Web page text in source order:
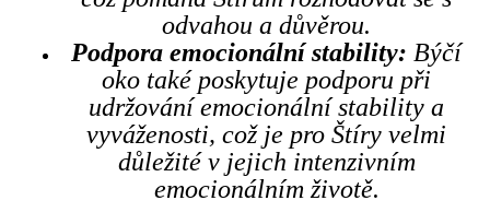
odvahou a důvěrou.
Podpora emocionální stability: Býčí
oko také poskytuje podporu při
udržování emocionální stability a
vyváženosti, což je pro Štíry velmi
důležité v jejich intenzivním
emocionálním životě.